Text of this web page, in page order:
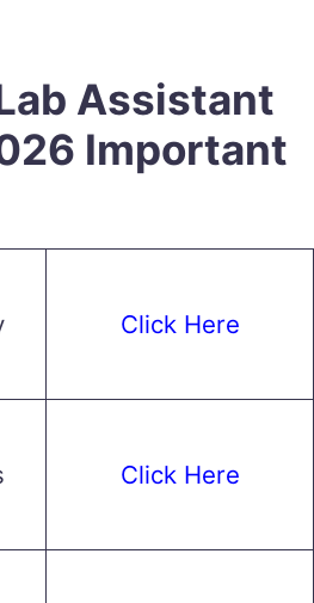
Assistant
Important
Click Here
Click Here